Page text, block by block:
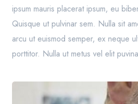
ipsum mauris placerat ipsum, eu
Quisque ut pulvinar sem. Nulla sit
arcu ut euismod semper, ex neque
porttitor. Nulla ut metus vel elit